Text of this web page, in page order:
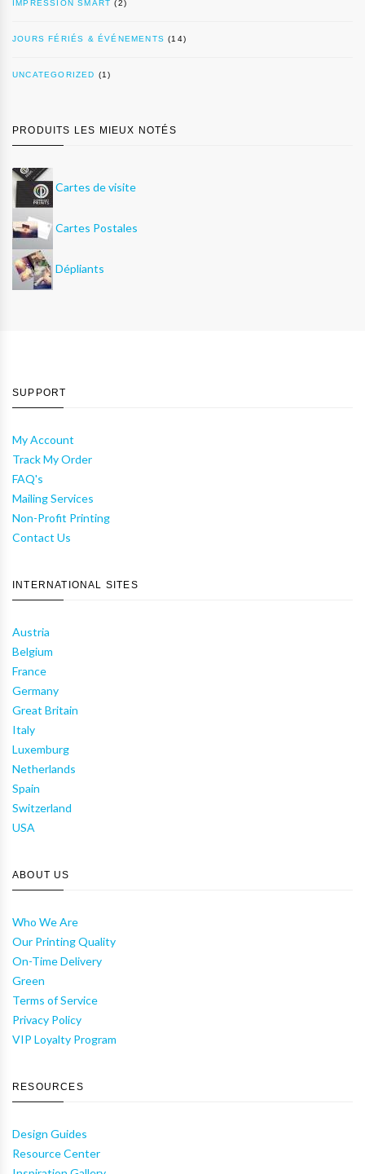
IMPRESSION SMART (2)
JOURS FÉRIÉS & ÉVÉNEMENTS (14)
UNCATEGORIZED (1)
PRODUITS LES MIEUX NOTÉS
Cartes de visite
Cartes Postales
Dépliants
SUPPORT
My Account
Track My Order
FAQ's
Mailing Services
Non-Profit Printing
Contact Us
INTERNATIONAL SITES
Austria
Belgium
France
Germany
Great Britain
Italy
Luxemburg
Netherlands
Spain
Switzerland
USA
ABOUT US
Who We Are
Our Printing Quality
On-Time Delivery
Green
Terms of Service
Privacy Policy
VIP Loyalty Program
RESOURCES
Design Guides
Resource Center